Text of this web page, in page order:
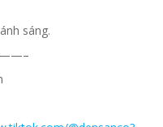
sáng.